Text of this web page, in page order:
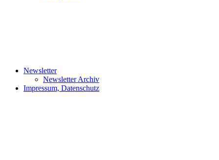
Newsletter
Newsletter Archiv
Impressum, Datenschutz